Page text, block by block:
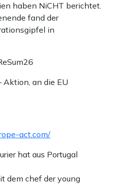
haben NiCHT berichtet.
fand der
in
Aktion, an die EU
act.com/
hat aus Portugal
dem chef der young